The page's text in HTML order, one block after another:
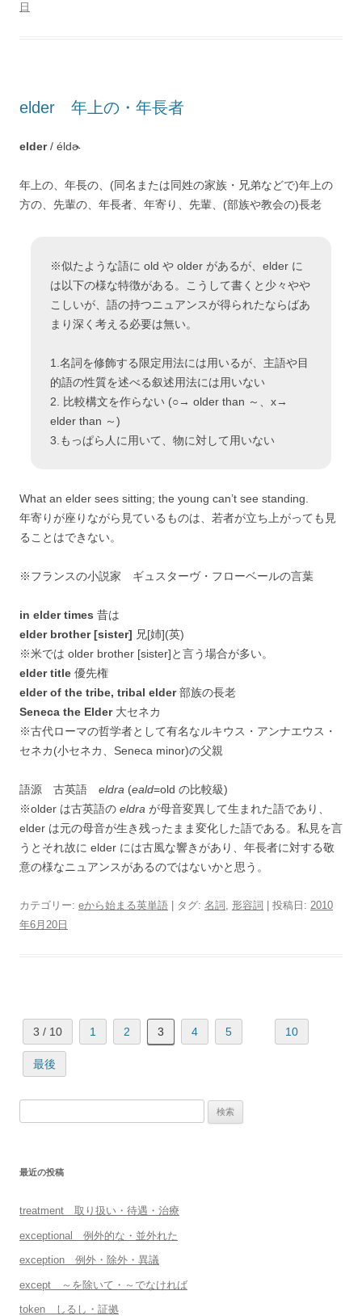
日
elder 年上の・年長者
elder/ éldɚ
年上の、年長の、(同名または同姓の家族・兄弟などで)年上の
方の、先輩の、年長者、年寄り、先輩、(部族や教会の)長老
※似たような語に old や older があるが、elder に
は以下の様な特徴がある。こうして書くと少々やや
こしいが、語の持つニュアンスが得られたならばあ
まり深く考える必要は無い。
1.名詞を修飾する限定用法には用いるが、主語や目
的語の性質を述べる叙述用法には用いない
2. 比較構文を作らない (○→ older than ～、x→
elder than ～)
3.もっぱら人に用いて、物に対して用いない
What an elder sees sitting; the young can’t see standing.
年寄りが座りながら見ているものは、若者が立ち上がっても見
ることはできない。
※フランスの小説家 ギュスターヴ・フローベールの言葉
in elder times 昔は
elder brother [sister] 兄[姉](英)
※米では older brother [sister]と言う場合が多い。
elder title 優先権
elder of the tribe, tribal elder部族の長老
Seneca the Elder大セネカ
※古代ローマの哲学者として有名なルキウス・アンナエウス・
セネカ(小セネカ、Seneca minor)の父親
語源 古英語 eldra (eald=old の比較級)
※older は古英語の eldra が母音変異して生まれた語であり、
elder は元の母音が生き残ったまま変化した語である。私見を言
うとそれ故に elder には古風な響きがあり、年長者に対する敬
意の様なニュアンスがあるのではないかと思う。
カテゴリー: eから始まる英単語 | タグ: 名詞 , 形容詞 | 投稿日: 2010
年6月20日
3 / 10 1 2 3 4 5 10
最後
最近の投稿
treatment 取り扱い・待遇・治療
exceptional 例外的な・並外れた
exception 例外・除外・異議
except ～を除いて・～でなければ
token しるし・証拠